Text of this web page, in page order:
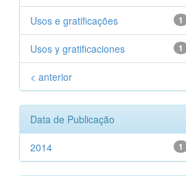
1
Usos e gratificações
1
Usos y gratificaciones
< anterior
Data de Publicação
1
2014